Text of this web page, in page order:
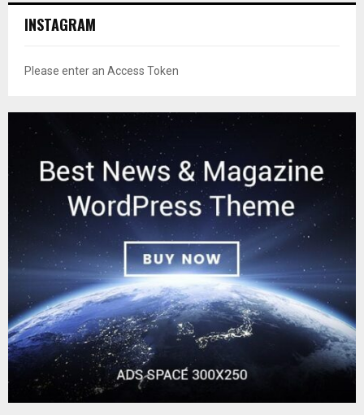
INSTAGRAM
Please enter an Access Token